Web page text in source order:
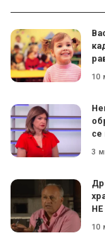
10
се
3
Др
НЕ
10